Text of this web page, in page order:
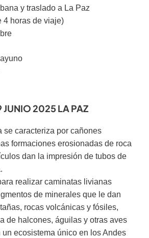
y traslado a La Paz
4 horas de viaje)
JUNIO 2025 LA PAZ
se caracteriza por cañones
formaciones erosionadas de roca
dan la impresión de tubos de
realizar caminatas livianas
de minerales que le dan
rocas volcánicas y fósiles,
de halcones, águilas y otras aves
ecosistema único en los Andes